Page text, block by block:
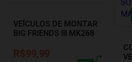
VEÍCULOS DE MONTAR
BIG FRIENDS III MK268
R$99,99